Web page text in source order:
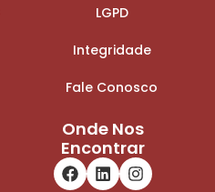
LGPD
Integridade
Fale Conosco
Onde Nos
Encontrar